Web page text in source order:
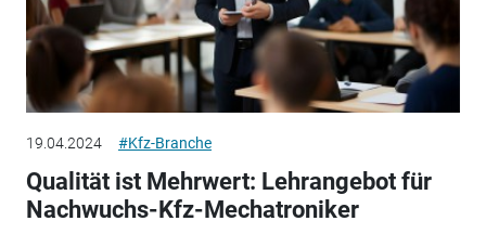
19.04.2024 #Kfz-Branche
Qualität ist Mehrwert: Lehrangebot für
Nachwuchs-Kfz-Mechatroniker